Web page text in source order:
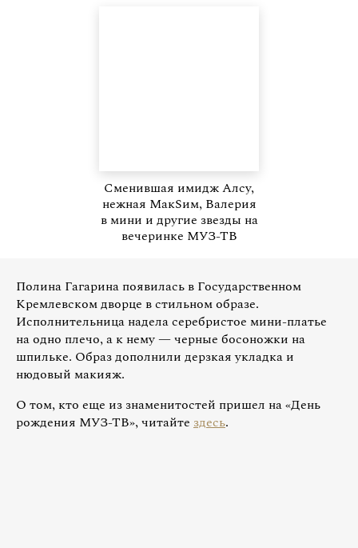
Сменившая имидж Алсу,
нежная МакSим, Валерия
в мини и другие звезды на
вечеринке МУЗ-ТВ
Полина Гагарина появилась в Государственном
Кремлевском дворце в стильном образе.
Исполнительница надела серебристое мини-платье
на одно плечо, а к нему — черные босоножки на
шпильке. Образ дополнили дерзкая укладка и
нюдовый макияж.
О том, кто еще из знаменитостей пришел на «День
рождения МУЗ-ТВ», читайте здесь.